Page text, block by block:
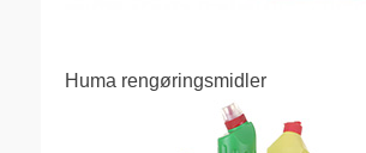
Huma rengøringsmidler